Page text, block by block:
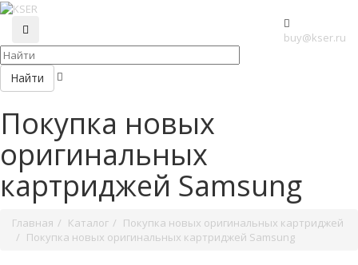
buy@kser.ru
Найти
Покупка новых
оригинальных
картриджей Samsung
Главная Каталог
Покупка новых оригинальных картриджей
Покупка новых оригинальных картриджей Samsung